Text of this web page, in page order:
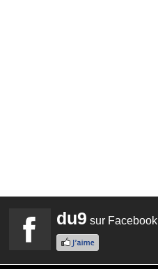
du9 sur Facebook